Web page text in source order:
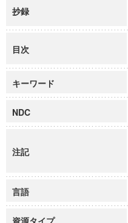
抄録
目次
キーワード
NDC
注記
言語
資源タイプ